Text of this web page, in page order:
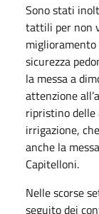
Sono stati
tattili per non
miglioramento
sicurezza
la messa a
attenzione
ripristino delle
irrigazione,
anche la
Capitelloni.
Nelle scorse
seguito dei